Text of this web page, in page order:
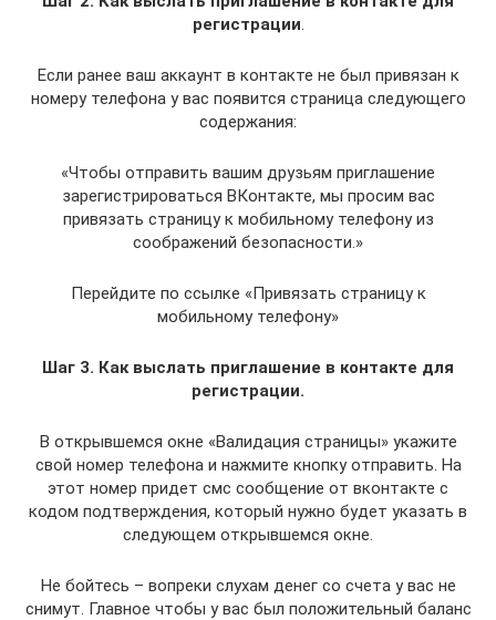
регистрации.
Если ранее ваш аккаунт в контакте не был привязан к
номеру телефона у вас появится страница следующего
содержания:
«Чтобы отправить вашим друзьям приглашение
зарегистрироваться ВКонтакте, мы просим вас
привязать страницу к мобильному телефону из
соображений безопасности.»
Перейдите по ссылке «Привязать страницу к
мобильному телефону»
Шаг 3. Как выслать приглашение в контакте для
регистрации.
В открывшемся окне «Валидация страницы» укажите
свой номер телефона и нажмите кнопку отправить. На
этот номер придет смс сообщение от вконтакте с
кодом подтверждения, который нужно будет указать в
следующем открывшемся окне.
Не бойтесь – вопреки слухам денег со счета у вас не
снимут. Главное чтобы у вас был положительный баланс